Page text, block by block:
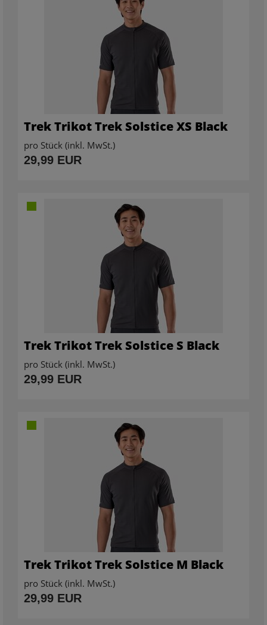
Trek Trikot Trek Solstice XS Black
pro Stück (inkl. MwSt.)
29,99 EUR
Trek Trikot Trek Solstice S Black
pro Stück (inkl. MwSt.)
29,99 EUR
Trek Trikot Trek Solstice M Black
pro Stück (inkl. MwSt.)
29,99 EUR